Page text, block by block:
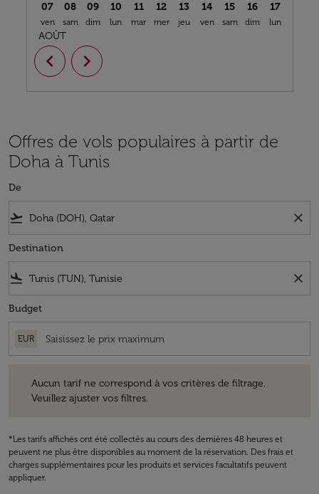
07
ven
AOÛT
08
sam
09
dim
10
lun
11
mar
12
mer
13
jeu
14
ven
15
sam
16
dim
17
lun
chevron_left chevron_right
Offres de vols populaires à partir de
Doha à Tunis
De
flight_takeoff close
Destination
flight_land close
Budget
EUR
Aucun tarif ne correspond à vos critères de filtrage.
Veuillez ajuster vos filtres.
*Les tarifs affichés ont été collectés au cours des dernières 48 heures et
peuvent ne plus être disponibles au moment de la réservation. Des frais et
charges supplémentaires pour les produits et services facultatifs peuvent
appliquer.